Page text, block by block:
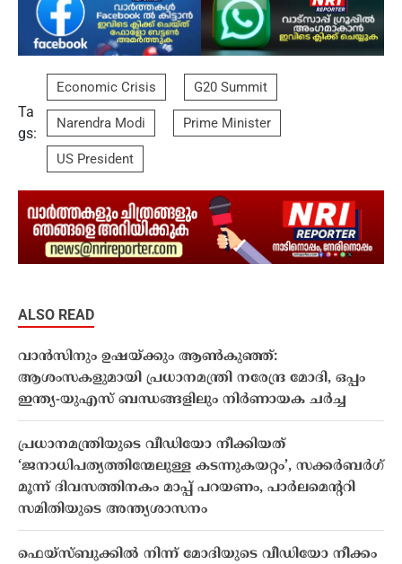
Ta
gs:
Economic Crisis G20 Summit
Narendra Modi Prime Minister
US President
ALSO READ
വാൻസിനും ഉഷയ്ക്കും ആൺകുഞ്ഞ്:
ആശംസകളുമായി പ്രധാനമന്ത്രി നരേന്ദ്ര മോദി, ഒപ്പം
ഇന്ത്യ-യുഎസ് ബന്ധങ്ങളിലും നിർണായക ചർച്ച
പ്രധാനമന്ത്രിയുടെ വീഡിയോ നീക്കിയത്
‘ജനാധിപത്യത്തിന്മേലുള്ള കടന്നുകയറ്റം’, സക്കർബർഗ്
മൂന്ന് ദിവസത്തിനകം മാപ്പ് പറയണം, പാർലമെൻ്ററി
സമിതിയുടെ അന്ത്യശാസനം
ഫെയ്‌സ്ബുക്കിൽ നിന്ന് മോദിയുടെ വീഡിയോ നീക്കം